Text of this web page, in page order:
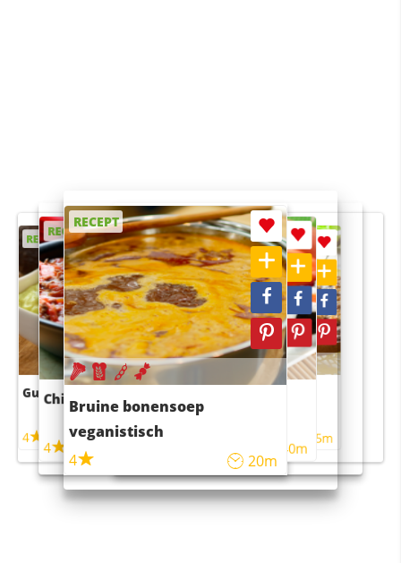
RECEPT
Guacamole
4
RECEPT
Chili con carne
4
RECEPT
Bruine bonensoep
veganistisch
4
20m
RECEPT
Sushi rijstsalade
maaltijdsalade
40m
RECEPT
4 55m